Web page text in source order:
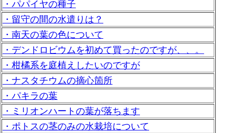
・パパイヤの種子
・留守の間の水遣りは？
・南天の葉の色について
・デンドロビウムを初めて買ったのですが、、。
・柑橘系を庭植えしたいのですが
・ナスタチウムの摘心箇所
・パキラの葉
・ミリオンハートの葉が落ちます
・ポトスの茎のみの水栽培について